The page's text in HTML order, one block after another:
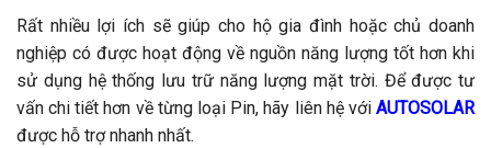
Rất nhiều lợi ích sẽ giúp cho hộ gia đình hoặc chủ doanh
nghiệp có được hoạt động về nguồn năng lượng tốt hơn khi
sử dụng hệ thống lưu trữ năng lượng mặt trời. Để được tư
vấn chi tiết hơn về từng loại Pin, hãy liên hệ với AUTOSOLAR
được hỗ trợ nhanh nhất.